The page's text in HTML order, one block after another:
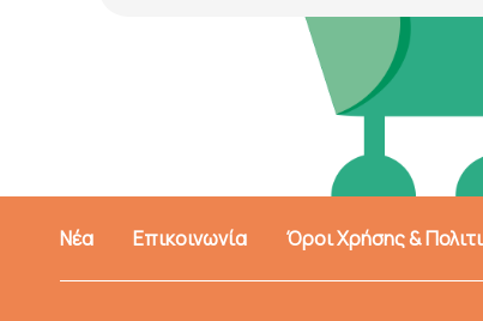
Νέα Επικοινωνία Όροι Χρήσης &